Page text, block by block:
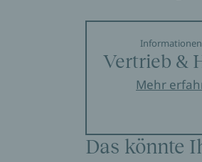
Vertrieb &
Mehr
Das könnte